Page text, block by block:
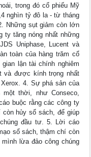
trong đó cổ phiếu Mỹ
nghìn tỷ đô la - từ tháng
Những sụt giảm còn lớn
ty tăng nóng nhất những
Uniphase, Lucent và
toàn của hàng trăm cổ
lận tài chính nghiêm
và được kính trọng nhất
4. Sự phá sản của
thời, như Conseco,
buộc rằng các công ty
hủy sổ sách, để giúp
đầu tư. 5. Lời cáo
sổ sách, thậm chí còn
lừa đảo công chúng